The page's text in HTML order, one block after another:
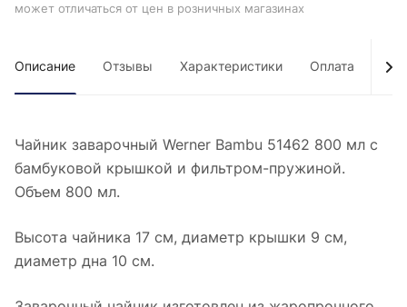
может отличаться от цен в розничных магазинах
Описание Отзывы Характеристики Оплата
Чайник заварочный Werner Bambu 51462 800 мл с
бамбуковой крышкой и фильтром-пружиной.
Объем 800 мл.
Высота чайника 17 см, диаметр крышки 9 см,
диаметр дна 10 см.